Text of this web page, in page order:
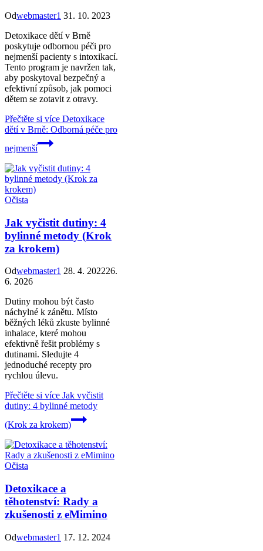
Odwebmaster1 31. 10. 2023
Detoxikace dětí v Brně
poskytuje odbornou péči pro
nejmenší pacienty s intoxikací.
Tento program je navržen tak,
aby poskytoval bezpečný a
efektivní způsob, jak pomoci
dětem se zotavit z otravy.
Přečtěte si více Detoxikace
dětí v Brně: Odborná péče pro
nejmenší
Očista
Jak vyčistit dutiny: 4
bylinné metody (Krok
za krokem)
Odwebmaster1 28. 4. 202226.
6. 2026
Dutiny mohou být často
náchylné k zánětu. Místo
běžných léků zkuste bylinné
inhalace, které mohou
efektivně řešit problémy s
dutinami. Sledujte 4
jednoduché recepty pro
rychlou úlevu.
Přečtěte si více Jak vyčistit
dutiny: 4 bylinné metody
(Krok za krokem)
Očista
Detoxikace a
těhotenství: Rady a
zkušenosti z eMimino
Odwebmaster1 17. 12. 2024